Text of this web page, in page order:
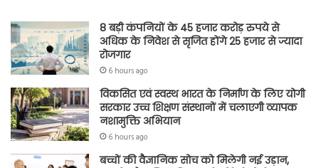
8 बड़ी कंपनियों के 45 हजार करोड़ रुपये से
अधिक के निवेश से सृजित होंगे 25 हजार से ज्यादा
रोजगार
6 hours ago
विकसित एवं स्वस्थ भारत के निर्माण के लिए योगी
सरकार उच्च शिक्षण संस्थानों में चलाएगी व्यापक
नशामुक्ति अभियान
6 hours ago
बच्चों की वैज्ञानिक सोच को मिलेगी नई उड़ान,